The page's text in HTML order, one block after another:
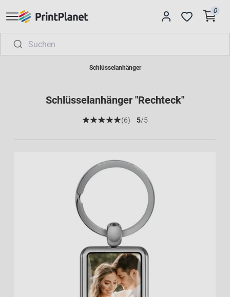
0
Schlüsselanhänger
Schlüsselanhänger "Rechteck"
(6) 5/5